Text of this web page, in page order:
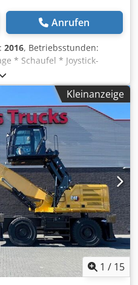
Anrufen
2016, Betriebsstunden:
* Schaufel * Joystick-
*
Fahrzeugnummer: 11133----
Cjdpfjxchqmsx
Bei Fragen zum
schreiben Sie uns gerne
Deutsch, Englisch --
Arabisch
Kleinanzeige
1 / 15